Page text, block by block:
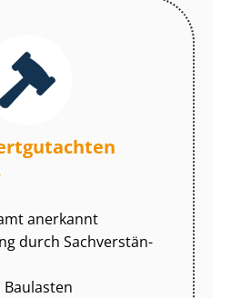
anerkannt
durch Sach­ver­stän­